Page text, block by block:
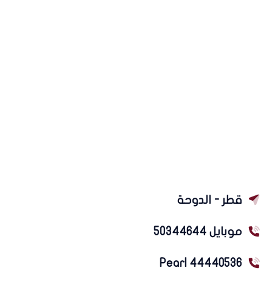
قطر - الدوحة
موبايل 50344644
Pearl 44440536